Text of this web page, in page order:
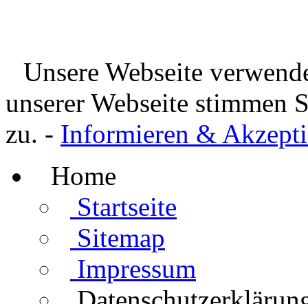
Unsere Webseite
unserer Webseite stimmen
zu. - Informieren &
Home
Startseite
Sitemap
Impressum